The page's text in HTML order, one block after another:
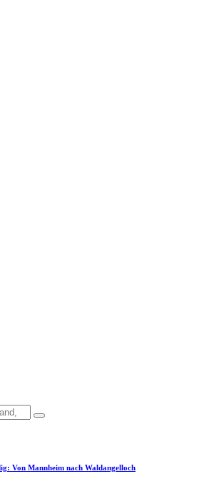
Von Mannheim nach Waldangelloch